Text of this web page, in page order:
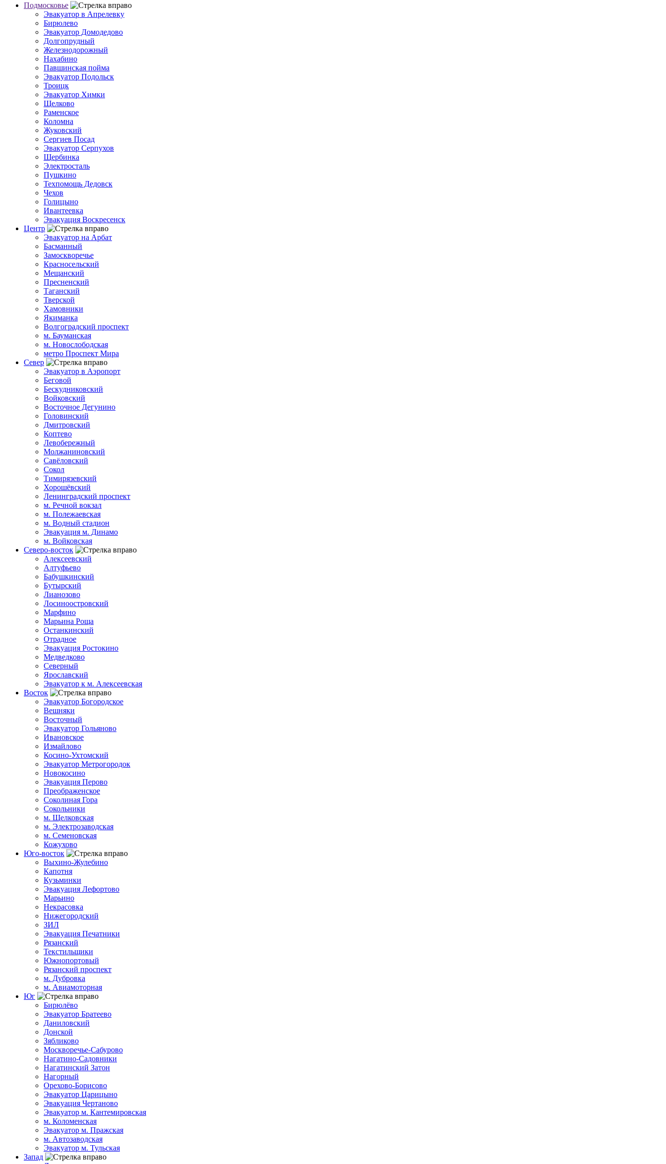
Подмосковье
Эвакуатор в Апрелевку
Бирюлево
Эвакуатор Домодедово
Долгопрудный
Железнодорожный
Нахабино
Павшинская пойма
Эвакуатор Подольск
Троицк
Эвакуатор Химки
Щелково
Раменское
Коломна
Жуковский
Сергиев Посад
Эвакуатор Серпухов
Щербинка
Электросталь
Пушкино
Техпомощь Дедовск
Чехов
Голицыно
Ивантеевка
Эвакуация Воскресенск
Центр
Эвакуатор на Арбат
Басманный
Замоскворечье
Красносельский
Мещанский
Пресненский
Таганский
Тверской
Хамовники
Якиманка
Волгоградский проспект
м. Бауманская
м. Новослободская
метро Проспект Мира
Север
Эвакуатор в Аэропорт
Беговой
Бескудниковский
Войковский
Восточное Дегунино
Головинский
Дмитровский
Коптево
Левобережный
Молжаниновский
Савёловский
Сокол
Тимирязевский
Хорошёвский
Ленинградский проспект
м. Речной вокзал
м. Полежаевская
м. Водный стадион
Эвакуация м. Динамо
м. Войковская
Северо-восток
Алексеевский
Алтуфьево
Бабушкинский
Бутырский
Лианозово
Лосиноостровский
Марфино
Марьина Роща
Останкинский
Отрадное
Эвакуация Ростокино
Медведково
Северный
Ярославский
Эвакуатор к м. Алексеевская
Восток
Эвакуатор Богородское
Вешняки
Восточный
Эвакуатор Гольяново
Ивановское
Измайлово
Косино-Ухтомский
Эвакуатор Метрогородок
Новокосино
Эвакуация Перово
Преображенское
Соколиная Гора
Сокольники
м. Щелковская
м. Электрозаводская
м. Семеновская
Кожухово
Юго-восток
Выхино-Жулебино
Капотня
Кузьминки
Эвакуация Лефортово
Марьино
Некрасовка
Нижегородский
ЗИЛ
Эвакуация Печатники
Рязанский
Текстильщики
Южнопортовый
Рязанский проспект
м. Дубровка
м. Авиамоторная
Юг
Бирюлёво
Эвакуатор Братеево
Даниловский
Донской
Зябликово
Москворечье-Сабурово
Нагатино-Садовники
Нагатинский Затон
Нагорный
Орехово-Борисово
Эвакуатор Царицыно
Эвакуация Чертаново
Эвакуатор м. Кантемировская
м. Коломенская
Эвакуатор м. Пражская
м. Автозаводская
Эвакуатор м. Тульская
Запад